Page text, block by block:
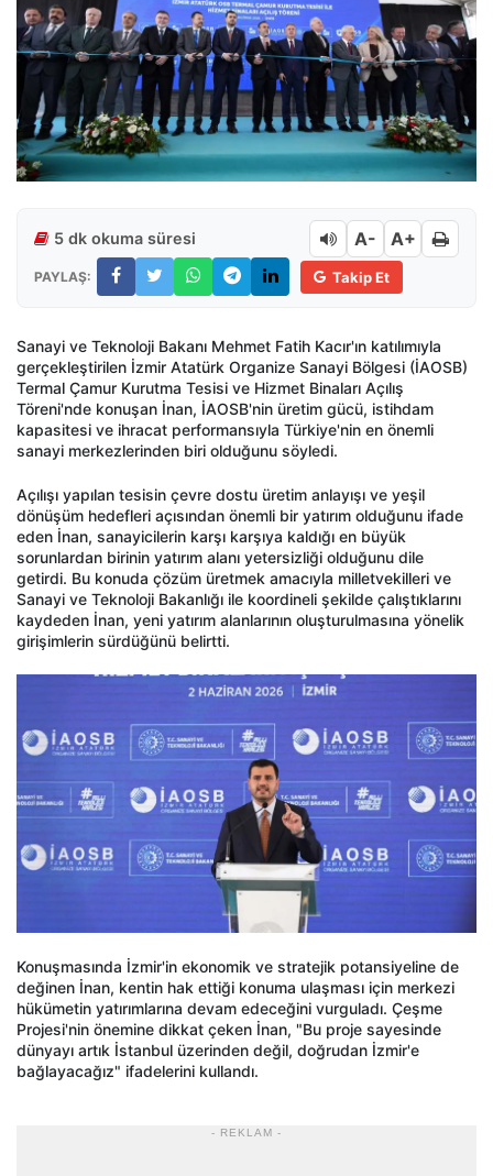
5 dk okuma süresi A- A+
PAYLAŞ: Takip Et
Sanayi ve Teknoloji Bakanı Mehmet Fatih Kacır'ın katılımıyla
gerçekleştirilen İzmir Atatürk Organize Sanayi Bölgesi (İAOSB)
Termal Çamur Kurutma Tesisi ve Hizmet Binaları Açılış
Töreni'nde konuşan İnan, İAOSB'nin üretim gücü, istihdam
kapasitesi ve ihracat performansıyla Türkiye'nin en önemli
sanayi merkezlerinden biri olduğunu söyledi.
Açılışı yapılan tesisin çevre dostu üretim anlayışı ve yeşil
dönüşüm hedefleri açısından önemli bir yatırım olduğunu ifade
eden İnan, sanayicilerin karşı karşıya kaldığı en büyük
sorunlardan birinin yatırım alanı yetersizliği olduğunu dile
getirdi. Bu konuda çözüm üretmek amacıyla milletvekilleri ve
Sanayi ve Teknoloji Bakanlığı ile koordineli şekilde çalıştıklarını
kaydeden İnan, yeni yatırım alanlarının oluşturulmasına yönelik
girişimlerin sürdüğünü belirtti.
Konuşmasında İzmir'in ekonomik ve stratejik potansiyeline de
değinen İnan, kentin hak ettiği konuma ulaşması için merkezi
hükümetin yatırımlarına devam edeceğini vurguladı. Çeşme
Projesi'nin önemine dikkat çeken İnan, "Bu proje sayesinde
dünyayı artık İstanbul üzerinden değil, doğrudan İzmir'e
bağlayacağız" ifadelerini kullandı.
- REKLAM -